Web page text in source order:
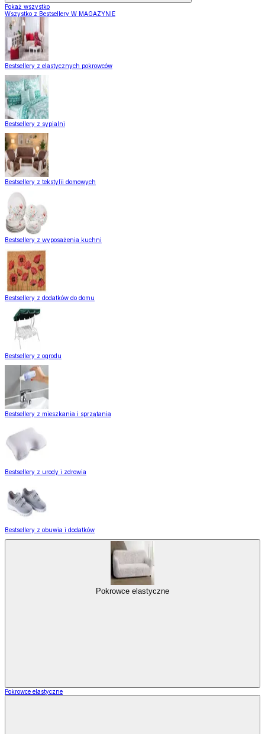
Pokaż wszystko
Wszystko z Bestsellery W MAGAZYNIE
Bestsellery z elastycznych pokrowców
Bestsellery z sypialni
Bestsellery z tekstylii domowych
Bestsellery z wyposażenia kuchni
Bestsellery z dodatków do domu
Bestsellery z ogrodu
Bestsellery z mieszkania i sprzątania
Bestsellery z urody i zdrowia
Bestsellery z obuwia i dodatków
Pokrowce elastyczne
Pokrowce elastyczne